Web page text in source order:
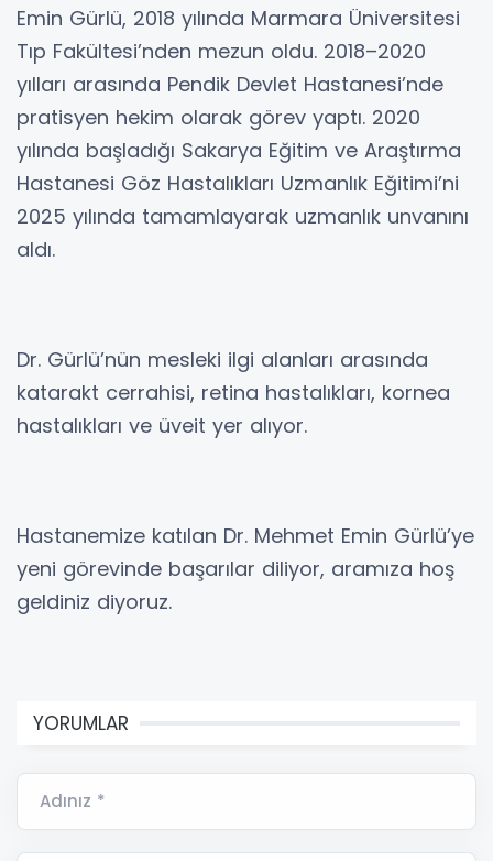
Emin Gürlü, 2018 yılında Marmara Üniversitesi
Tıp Fakültesi’nden mezun oldu. 2018–2020
yılları arasında Pendik Devlet Hastanesi’nde
pratisyen hekim olarak görev yaptı. 2020
yılında başladığı Sakarya Eğitim ve Araştırma
Hastanesi Göz Hastalıkları Uzmanlık Eğitimi’ni
2025 yılında tamamlayarak uzmanlık unvanını
aldı.
Dr. Gürlü’nün mesleki ilgi alanları arasında
katarakt cerrahisi, retina hastalıkları, kornea
hastalıkları ve üveit yer alıyor.
Hastanemize katılan Dr. Mehmet Emin Gürlü’ye
yeni görevinde başarılar diliyor, aramıza hoş
geldiniz diyoruz.
YORUMLAR
Adınız *